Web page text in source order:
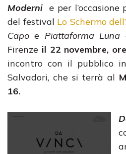
Moderni e per l’occasione
del festival Lo Schermo
Capoe Piattaforma Luna
Firenze il 22 novembre,
incontro con il pubblico
Salvadori, che si terrà al
16.